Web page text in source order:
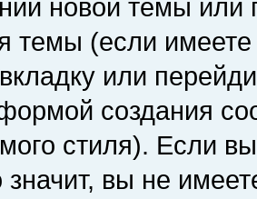
новой темы или
темы (если
или
создания
стиля). Если
вы не